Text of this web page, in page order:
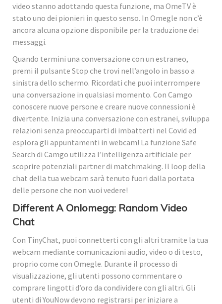
video stanno adottando questa funzione, ma OmeTV è
stato uno dei pionieri in questo senso. In Omegle non c’è
ancora alcuna opzione disponibile per la traduzione dei
messaggi.
Quando termini una conversazione con un estraneo,
premi il pulsante Stop che trovi nell’angolo in basso a
sinistra dello schermo. Ricordati che puoi interrompere
una conversazione in qualsiasi momento. Con Camgo
conoscere nuove persone e creare nuove connessioni è
divertente. Inizia una conversazione con estranei, sviluppa
relazioni senza preoccuparti di imbatterti nel Covid ed
esplora gli appuntamenti in webcam! La funzione Safe
Search di Camgo utilizza l’intelligenza artificiale per
scoprire potenziali partner di matchmaking. Il loop della
chat della tua webcam sarà tenuto fuori dalla portata
delle persone che non vuoi vedere!
Different A Onlomegg: Random Video
Chat
Con TinyChat, puoi connetterti con gli altri tramite la tua
webcam mediante comunicazioni audio, video o di testo,
proprio come con Omegle. Durante il processo di
visualizzazione, gli utenti possono commentare o
comprare lingotti d’oro da condividere con gli altri. Gli
utenti di YouNow devono registrarsi per iniziare a